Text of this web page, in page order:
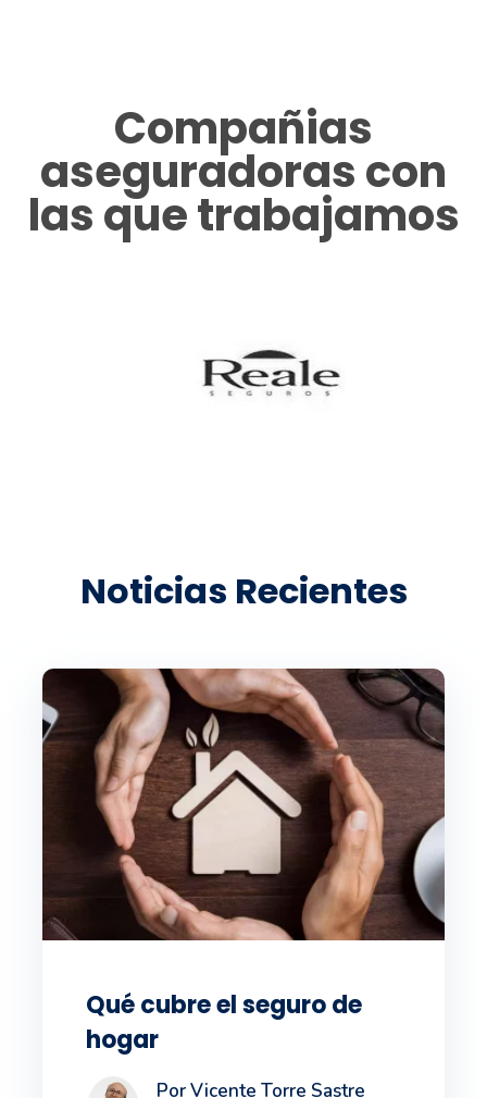
Compañias
aseguradoras con
las que trabajamos
Noticias Recientes
Qué cubre el seguro de
hogar
Por Vicente Torre Sastre